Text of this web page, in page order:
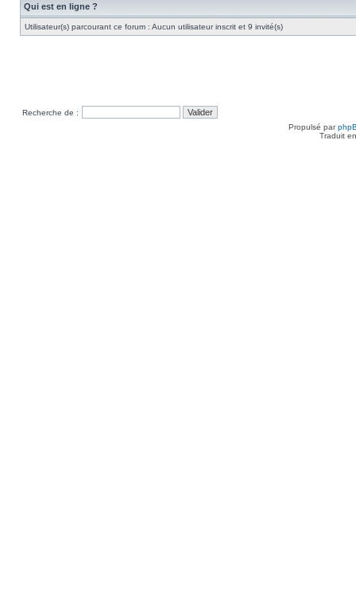
Qui est en ligne ?
Utilisateur(s) parcourant ce forum : Aucun utilisateur inscrit et 9 invité(s)
Recherche de :
Propulsé par
Traduit